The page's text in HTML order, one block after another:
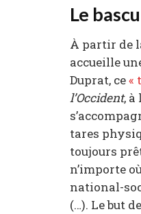
Le
À partir de
accueille
Duprat, ce«
l’Occident, à
tares
toujours
n’importe
national-
(…). Le but